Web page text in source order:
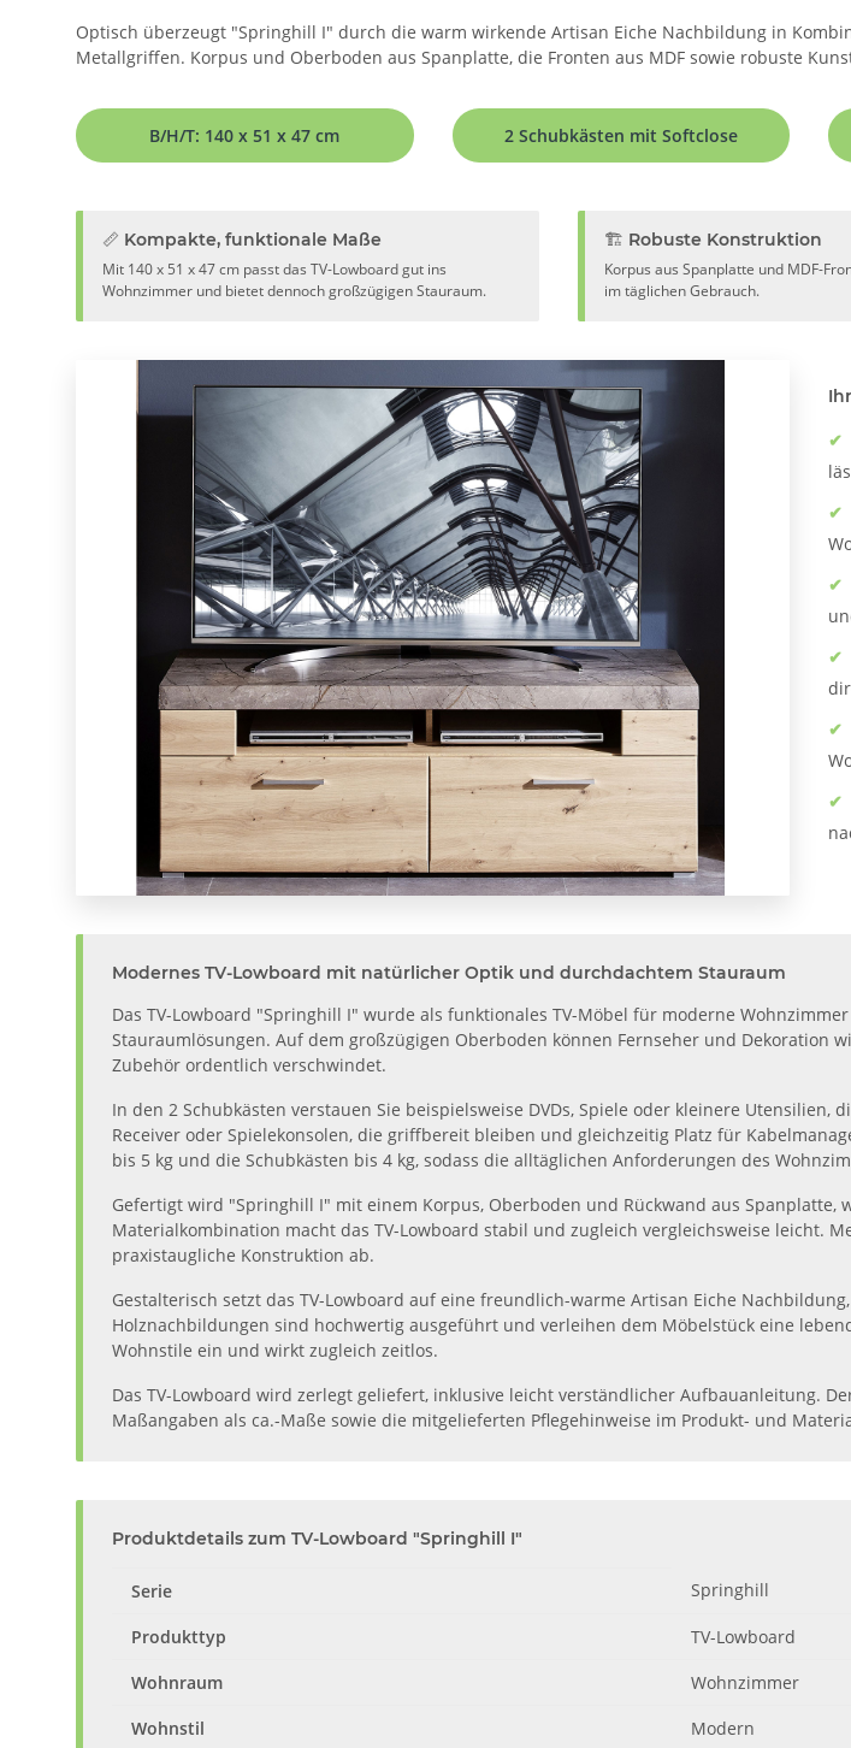
Optisch überzeugt "Springhill I" durch die warm wirkende Artisan Eiche Nachbildung in
Metallgriffen. Korpus und Oberboden aus Spanplatte, die Fronten aus MDF sowie robuste
B/H/T: 140 x 51 x 47 cm 2 Schubkästen mit Softclose
📏 Kompakte, funktionale Maße
Mit 140 x 51 x 47 cm passt das TV-Lowboard gut ins
Wohnzimmer und bietet dennoch großzügigen Stauraum.
🏗️ Robuste Konstruktion
Korpus aus Spanplatte und MDF-
im täglichen Gebrauch.
✔
✔
✔
✔
✔
✔
Modernes TV-Lowboard mit natürlicher Optik und durchdachtem Stauraum
Das TV-Lowboard "Springhill I" wurde als funktionales TV-Möbel für moderne
Stauraumlösungen. Auf dem großzügigen Oberboden können Fernseher und Dekoration
Zubehör ordentlich verschwindet.
In den 2 Schubkästen verstauen Sie beispielsweise DVDs, Spiele oder kleinere
Receiver oder Spielekonsolen, die griffbereit bleiben und gleichzeitig Platz für
bis 5 kg und die Schubkästen bis 4 kg, sodass die alltäglichen Anforderungen des
Gefertigt wird "Springhill I" mit einem Korpus, Oberboden und Rückwand aus
Materialkombination macht das TV-Lowboard stabil und zugleich vergleichsweise leicht.
praxistaugliche Konstruktion ab.
Gestalterisch setzt das TV-Lowboard auf eine freundlich-warme Artisan Eiche
Holznachbildungen sind hochwertig ausgeführt und verleihen dem Möbelstück eine
Wohnstile ein und wirkt zugleich zeitlos.
Das TV-Lowboard wird zerlegt geliefert, inklusive leicht verständlicher Aufbauanleitung.
Maßangaben als ca.-Maße sowie die mitgelieferten Pflegehinweise im Produkt- und
Produktdetails zum TV-Lowboard "Springhill I"
Serie Springhill
Produkttyp
TV-Lowboard
Wohnraum
Wohnzimmer
Wohnstil
Modern